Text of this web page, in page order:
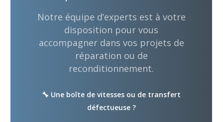
Notre équipe d’experts est à votre
disposition pour vous
accompagner dans vos projets de
réparation ou de
reconditionnement.
🔧 Une boîte de vitesses ou de transfert
défectueuse ?